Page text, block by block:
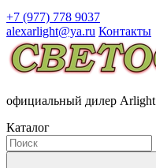
+7 (977) 778 9037
alexarlight@ya.ru Контакты
официальный дилер Arlight
Каталог